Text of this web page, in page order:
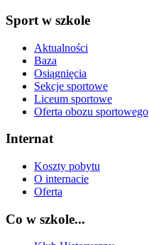
Sport w szkole
Aktualności
Baza
Osiągnięcia
Sekcje sportowe
Liceum sportowe
Oferta obozu sportowego
Internat
Koszty pobytu
O internacie
Oferta
Co w szkole...